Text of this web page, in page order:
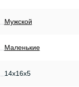
Мужской
Маленькие
14х16х5